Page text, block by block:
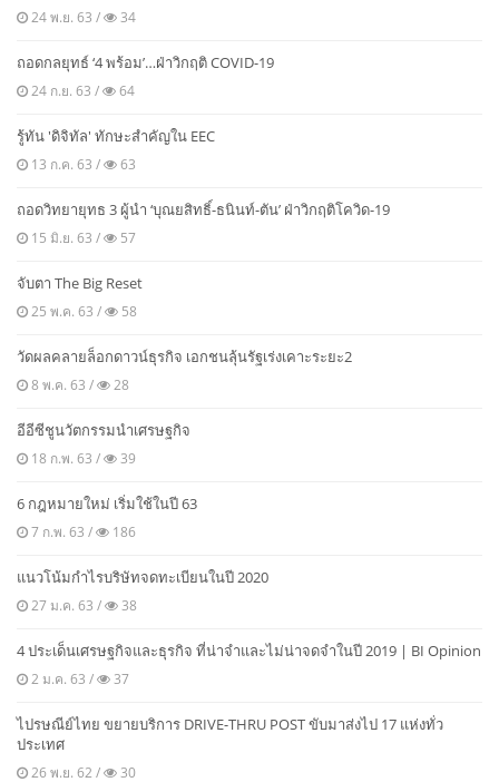
24 พ.ย. 63 / 34
ถอดกลยุทธ์ ‘4 พร้อม’…ฝ่าวิกฤติ COVID-19
24 ก.ย. 63 / 64
รู้ทัน 'ดิจิทัล' ทักษะสำคัญใน EEC
13 ก.ค. 63 / 63
ถอดวิทยายุทธ 3 ผู้นำ ‘บุณยสิทธิ์-ธนินท์-ตัน’ ฝ่าวิกฤติโควิด-19
15 มิ.ย. 63 / 57
จับตา The Big Reset
25 พ.ค. 63 / 58
วัดผลคลายล็อกดาวน์ธุรกิจ เอกชนลุ้นรัฐเร่งเคาะระยะ2
8 พ.ค. 63 / 28
อีอีซีชูนวัตกรรมนำเศรษฐกิจ
18 ก.พ. 63 / 39
6 กฎหมายใหม่ เริ่มใช้ในปี 63
7 ก.พ. 63 / 186
แนวโน้มกำไรบริษัทจดทะเบียนในปี 2020
27 ม.ค. 63 / 38
4 ประเด็นเศรษฐกิจและธุรกิจ ที่น่าจำและไม่น่าจดจำในปี 2019 | BI Opinion
2 ม.ค. 63 / 37
ไปรษณีย์ไทย ขยายบริการ DRIVE-THRU POST ขับมาส่งไป 17 แห่งทั่ว
ประเทศ
26 พ.ย. 62 / 30